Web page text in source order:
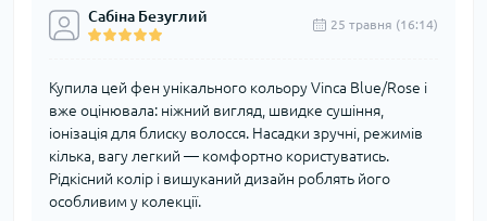
Сабіна Безуглий 25 травня (16:14)
Купила цей фен унікального кольору Vinca Blue/Rose і
вже оцінювала: ніжний вигляд, швидке сушіння,
іонізація для блиску волосся. Насадки зручні, режимів
кілька, вагу легкий — комфортно користуватись.
Рідкісний колір і вишуканий дизайн роблять його
особливим у колекції.